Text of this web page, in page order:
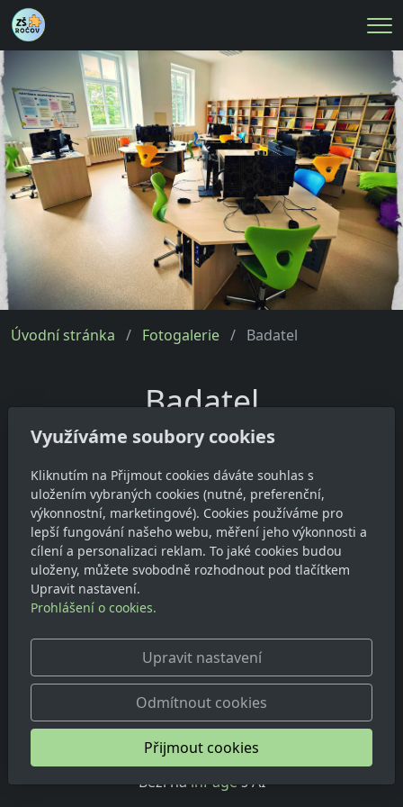
Úvodní stránka Fotogalerie Badatel
Badatel
První hodina letošního badatele je za námi. Náplň se
učebně. Tématem byla bublina, děti vytvořily bublinový
roztok a poté přišel na řadu bublinový had. U počítače
vyhledávaly, co to ta bublina vlastně je a kde se s ní
můžeme setkat.
© 2026
Základní škola Ročov, příspěvková organizace
Běží nainPages AI
Využíváme soubory cookies
Kliknutím na Přijmout cookies dáváte souhlas s
uložením vybraných cookies (nutné, preferenční,
výkonnostní, marketingové). Cookies používáme pro
lepší fungování našeho webu, měření jeho výkonnosti a
cílení a personalizaci reklam. To jaké cookies budou
uloženy, můžete svobodně rozhodnout pod tlačítkem
Upravit nastavení.
Prohlášení o cookies.
Upravit nastavení
Odmítnout cookies
Přijmout cookies